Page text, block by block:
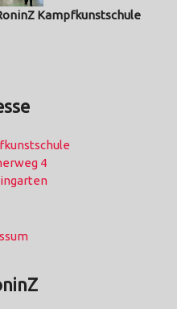
Kampfkunstschule
4